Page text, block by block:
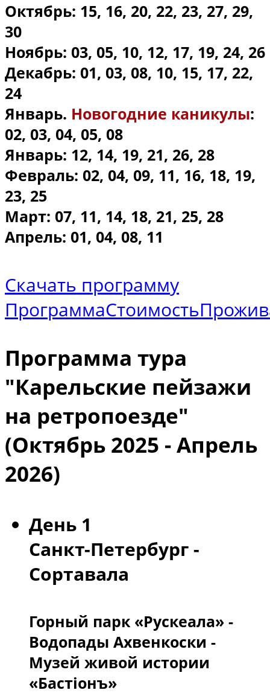
Октябрь: 15, 16, 20, 22, 23, 27, 29,
30
Ноябрь: 03, 05, 10, 12, 17, 19, 24, 26
Декабрь: 01, 03, 08, 10, 15, 17, 22,
24
Январь. Новогодние каникулы:
02, 03, 04, 05, 08
Январь: 12, 14, 19, 21, 26, 28
Февраль: 02, 04, 09, 11, 16, 18, 19,
23, 25
Март: 07, 11, 14, 18, 21, 25, 28
Апрель: 01, 04, 08, 11
Скачать программу
ПрограммаСтоимость
Программа тура
"Карельские пейзажи
на ретропоезде"
(Октябрь 2025 - Апрель
2026)
День 1
Санкт-Петербург -
Сортавала
Горный парк «Рускеала» -
Водопады Ахвенкоски -
Музей живой истории
«Бастiонъ»